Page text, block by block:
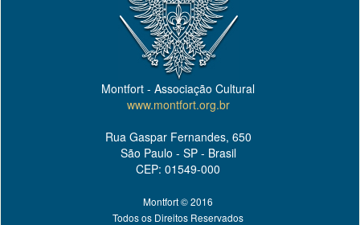
Montfort - Associação Cultural
www.montfort.org.br
Rua Gaspar Fernandes, 650
São Paulo - SP - Brasil
CEP: 01549-000
Montfort © 2016
Todos os Direitos Reservados